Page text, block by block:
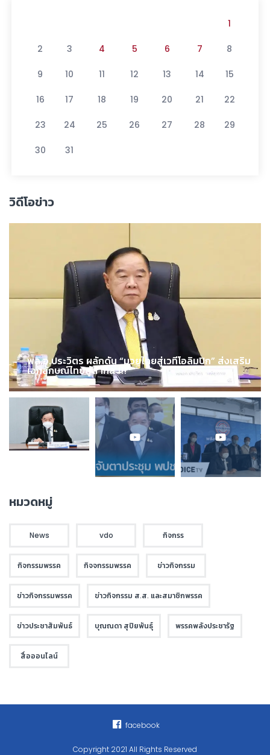
1
2 3 4 5 6 7 8
9 10 11 12 13 14 15
16 17 18 19 20 21 22
23 24 25 26 27 28 29
30 31
วิดีโอข่าว
พล.อ.ประวิตร ผลักดัน “มวยไทยสู่เวทีโอลิมปิก” ส่งเสริม
เอกลักษณ์ไทยสู่สากล !!!
หมวดหมู่
News vdo กิจกรร
กิจกรรมพรรค กิจจกรรมพรรค ข่าวกิจกรรม
ข่าวกิจกรรมพรรค ข่าวกิจกรรม ส.ส. และสมาชิกพรรค
ข่าวประชาสัมพันธ์ บุณณดา สุปิยพันธุ์ พรรคพลังประชารัฐ
สื่อออนไลน์
facebook
Copyright 2021 All Rights Reserved